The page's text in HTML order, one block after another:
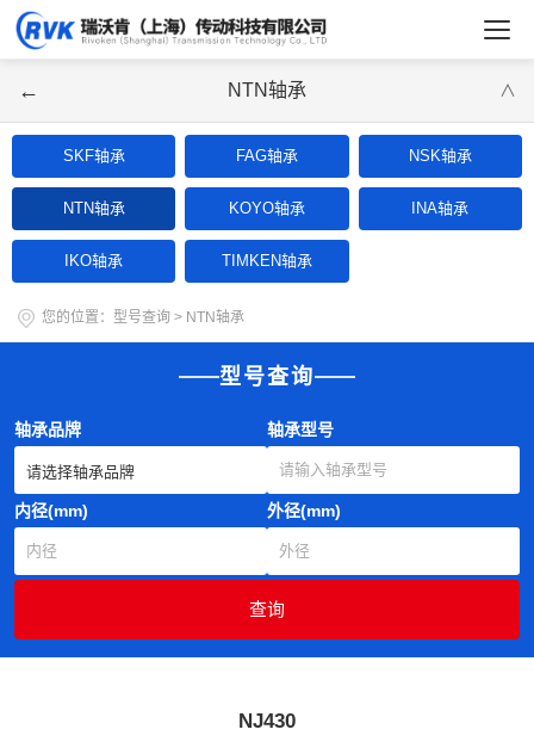
← NTN轴承 ∨
SKF轴承 FAG轴承 NSK轴承
NTN轴承 KOYO轴承 INA轴承
IKO轴承 TIMKEN轴承
您的位置： 型号查询 > NTN轴承
型号查询
轴承品牌 轴承型号
内径(mm) 外径(mm)
NJ430